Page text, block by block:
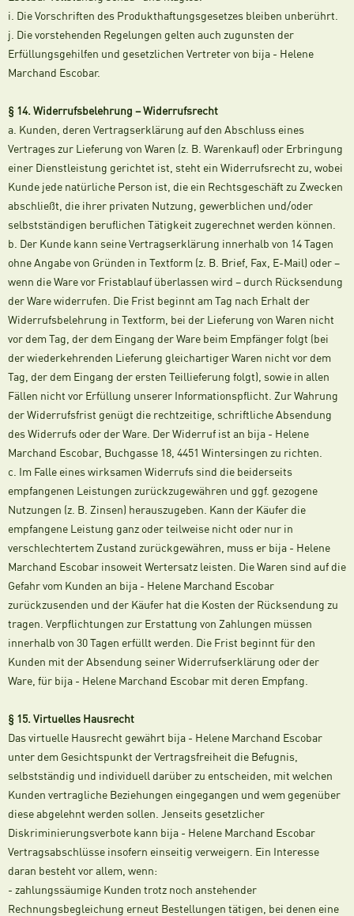
i. Die Vorschriften des Produkthaftungsgesetzes bleiben unberührt.
j. Die vorstehenden Regelungen gelten auch zugunsten der
Erfüllungsgehilfen und gesetzlichen Vertreter von bija - Helene
Marchand Escobar.
§ 14. Widerrufsbelehrung – Widerrufsrecht
a. Kunden, deren Vertragserklärung auf den Abschluss eines
Vertrages zur Lieferung von Waren (z. B. Warenkauf) oder Erbringung
einer Dienstleistung gerichtet ist, steht ein Widerrufsrecht zu, wobei
Kunde jede natürliche Person ist, die ein Rechtsgeschäft zu Zwecken
abschließt, die ihrer privaten Nutzung, gewerblichen und/oder
selbstständigen beruflichen Tätigkeit zugerechnet werden können.
b. Der Kunde kann seine Vertragserklärung innerhalb von 14 Tagen
ohne Angabe von Gründen in Textform (z. B. Brief, Fax, E-Mail) oder –
wenn die Ware vor Fristablauf überlassen wird – durch Rücksendung
der Ware widerrufen. Die Frist beginnt am Tag nach Erhalt der
Widerrufsbelehrung in Textform, bei der Lieferung von Waren nicht
vor dem Tag, der dem Eingang der Ware beim Empfänger folgt (bei
der wiederkehrenden Lieferung gleichartiger Waren nicht vor dem
Tag, der dem Eingang der ersten Teillieferung folgt), sowie in allen
Fällen nicht vor Erfüllung unserer Informationspflicht. Zur Wahrung
der Widerrufsfrist genügt die rechtzeitige, schriftliche Absendung
des Widerrufs oder der Ware. Der Widerruf ist an bija - Helene
Marchand Escobar, Buchgasse 18, 4451 Wintersingen zu richten.
c. Im Falle eines wirksamen Widerrufs sind die beiderseits
empfangenen Leistungen zurückzugewähren und ggf. gezogene
Nutzungen (z. B. Zinsen) herauszugeben. Kann der Käufer die
empfangene Leistung ganz oder teilweise nicht oder nur in
verschlechtertem Zustand zurückgewähren, muss er bija - Helene
Marchand Escobar insoweit Wertersatz leisten. Die Waren sind auf die
Gefahr vom Kunden an bija - Helene Marchand Escobar
zurückzusenden und der Käufer hat die Kosten der Rücksendung zu
tragen. Verpflichtungen zur Erstattung von Zahlungen müssen
innerhalb von 30 Tagen erfüllt werden. Die Frist beginnt für den
Kunden mit der Absendung seiner Widerrufserklärung oder der
Ware, für bija - Helene Marchand Escobar mit deren Empfang.
§ 15. Virtuelles Hausrecht
Das virtuelle Hausrecht gewährt bija - Helene Marchand Escobar
unter dem Gesichtspunkt der Vertragsfreiheit die Befugnis,
selbstständig und individuell darüber zu entscheiden, mit welchen
Kunden vertragliche Beziehungen eingegangen und wem gegenüber
diese abgelehnt werden sollen. Jenseits gesetzlicher
Diskriminierungsverbote kann bija - Helene Marchand Escobar
Vertragsabschlüsse insofern einseitig verweigern. Ein Interesse
daran besteht vor allem, wenn:
- zahlungssäumige Kunden trotz noch anstehender
Rechnungsbegleichung erneut Bestellungen tätigen, bei denen eine